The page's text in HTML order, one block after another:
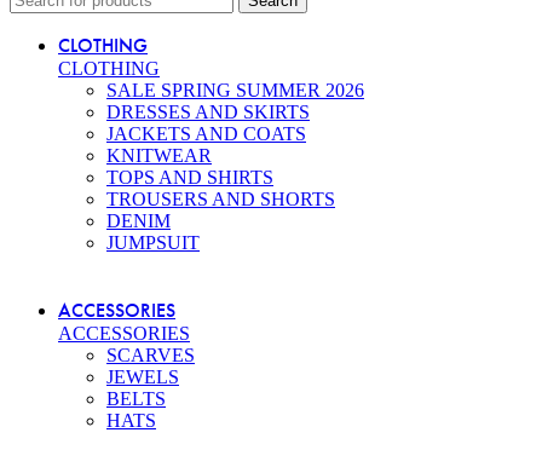
CLOTHING
CLOTHING
SALE SPRING SUMMER 2026
DRESSES AND SKIRTS
JACKETS AND COATS
KNITWEAR
TOPS AND SHIRTS
TROUSERS AND SHORTS
DENIM
JUMPSUIT
ACCESSORIES
ACCESSORIES
SCARVES
JEWELS
BELTS
HATS